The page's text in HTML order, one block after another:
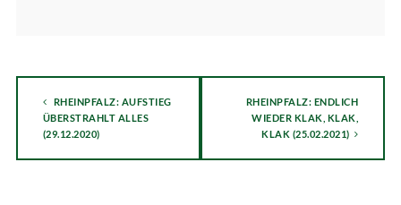
RHEINPFALZ: AUFSTIEG
ÜBERSTRAHLT ALLES
(29.12.2020)
RHEINPFALZ: ENDLICH
WIEDER KLAK, KLAK,
KLAK (25.02.2021)